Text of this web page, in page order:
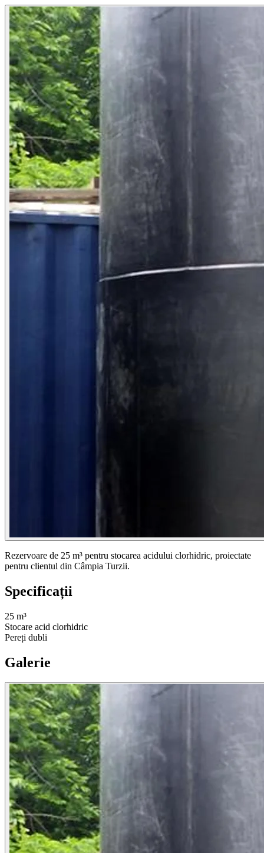
Rezervoare de 25 m³ pentru stocarea acidului clorhidric, proiectate
pentru clientul din Câmpia Turzii.
Specificații
25 m³
Stocare acid clorhidric
Pereți dubli
Galerie